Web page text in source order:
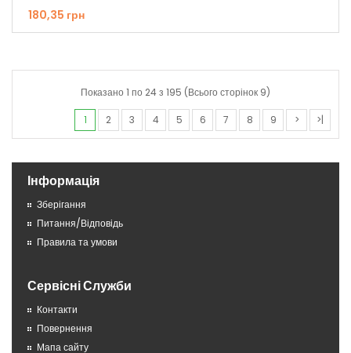
180,35 грн
Показано 1 по 24 з 195 (Всього сторінок 9)
1 2 3 4 5 6 7 8 9 > >|
Інформація
Зберігання
Питання/Відповідь
Правила та умови
Сервісні Служби
Контакти
Повернення
Мапа сайту